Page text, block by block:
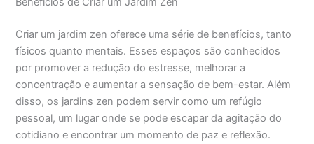
Criar um jardim zen oferece uma série de benefícios, tanto
físicos quanto mentais. Esses espaços são conhecidos
por promover a redução do estresse, melhorar a
concentração e aumentar a sensação de bem-estar. Além
disso, os jardins zen podem servir como um refúgio
pessoal, um lugar onde se pode escapar da agitação do
cotidiano e encontrar um momento de paz e reflexão.